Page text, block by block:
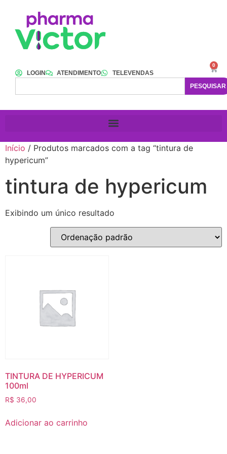
LOGIN ATENDIMENTO
TELEVENDAS
PESQUISAR
0
Início / Produtos marcados com a tag “tintura de
hypericum”
tintura de hypericum
Exibindo um único resultado
TINTURA DE HYPERICUM
100ml
R$ 36,00
Adicionar ao carrinho